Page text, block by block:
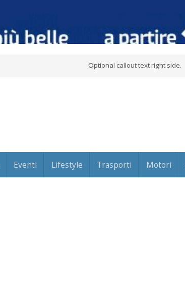
Optional callout text right side.
Eventi Lifestyle Trasporti Motori